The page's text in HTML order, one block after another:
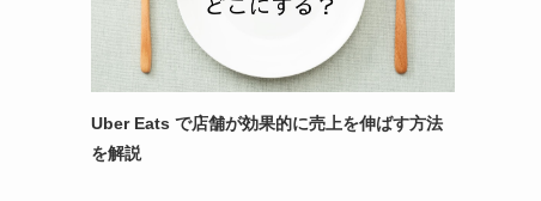
Uber Eats で店舗が効果的に売上を伸ばす方法
を解説